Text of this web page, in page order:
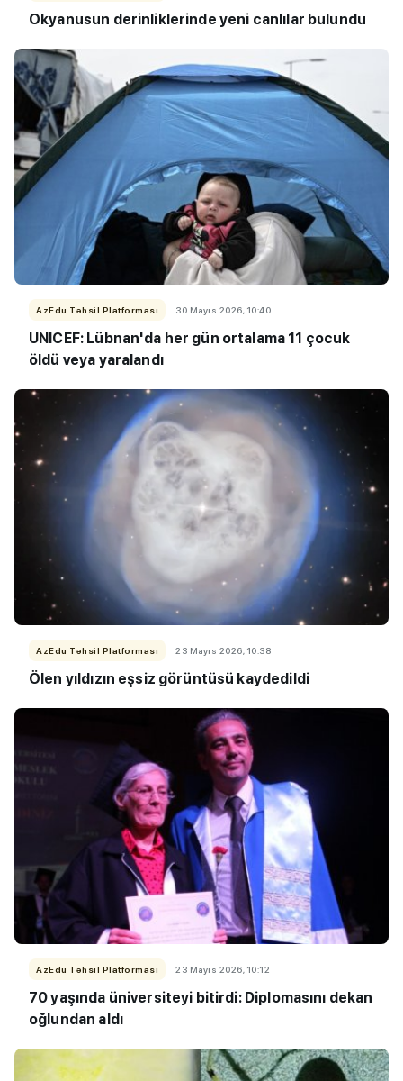
Okyanusun derinliklerinde yeni canlılar bulundu
AzEdu Təhsil Platforması 30 Mayıs 2026, 10:40
UNICEF: Lübnan'da her gün ortalama 11 çocuk
öldü veya yaralandı
AzEdu Təhsil Platforması 23 Mayıs 2026, 10:38
Ölen yıldızın eşsiz görüntüsü kaydedildi
AzEdu Təhsil Platforması 23 Mayıs 2026, 10:12
70 yaşında üniversiteyi bitirdi: Diplomasını dekan
oğlundan aldı